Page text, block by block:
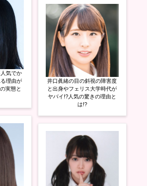
気でか
理由が
実態と
井口眞緒の目の斜視の障害度
と出身やフェリス大学時代が
ヤバイ!?人気の驚きの理由と
は!?